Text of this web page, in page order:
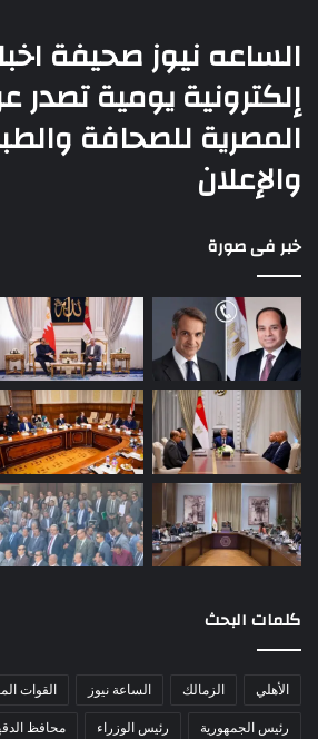
الساعه نيوز صحيفة
إلكترونية يومية تصدر
المصرية للصحافة
والإعلان
خبر فى صورة
كلمات البحث
الأهلي الزمالك الساعة نيوز القوات
رئيس الجمهورية
رئيس الوزراء محافظ